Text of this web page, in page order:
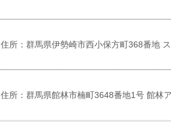
住所：群馬県伊勢崎市西小保方町368番地
住所：群馬県館林市楠町3648番地1号 館林